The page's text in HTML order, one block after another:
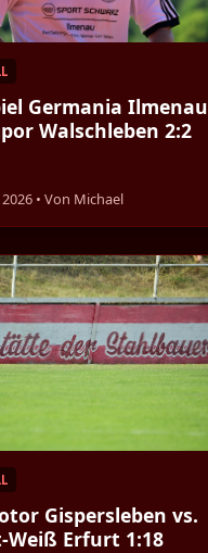
Germania Ilmenau
Walschleben 2:2
2026 • Von Michael
Gispersleben vs.
Weiß Erfurt 1:18